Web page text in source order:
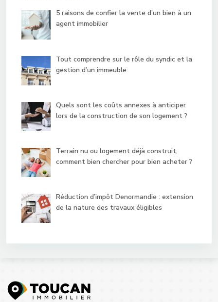
5 raisons de confier la vente d’un bien à un
agent immobilier
Tout comprendre sur le rôle du syndic et la
gestion d’un immeuble
Quels sont les coûts annexes à anticiper
lors de la construction de son logement ?
Terrain nu ou logement déjà construit,
comment bien chercher pour bien acheter ?
Réduction d’impôt Denormandie : extension
de la nature des travaux éligibles